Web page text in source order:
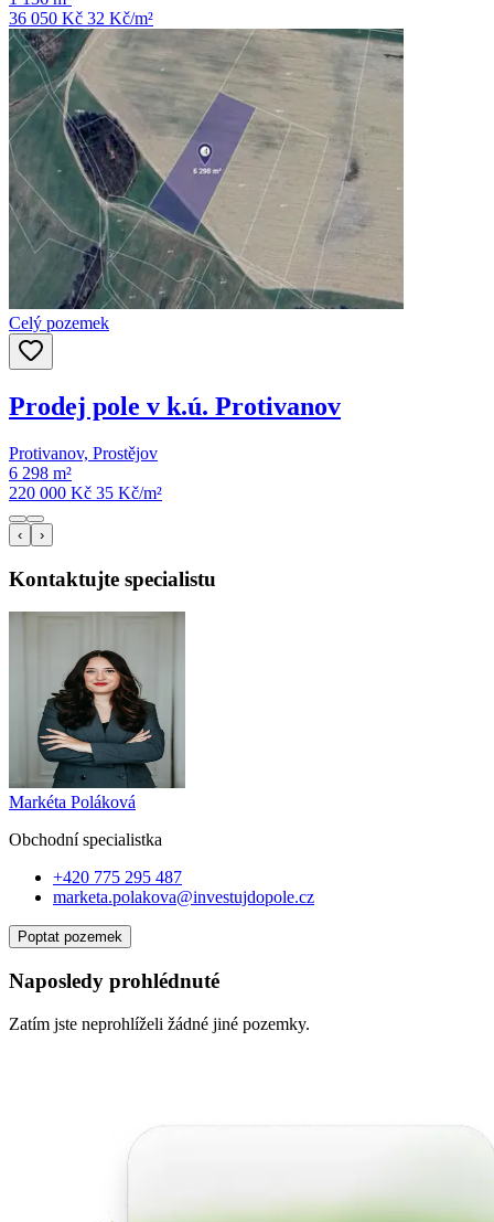
36 050 Kč 32 Kč/m²
Celý pozemek
Prodej pole v k.ú. Protivanov
Protivanov, Prostějov
6 298 m²
220 000 Kč 35 Kč/m²
‹ ›
Kontaktujte specialistu
Markéta Poláková
Obchodní specialistka
+420 775 295 487
marketa.polakova@investujdopole.cz
Poptat pozemek
Naposledy prohlédnuté
Zatím jste neprohlíželi žádné jiné pozemky.